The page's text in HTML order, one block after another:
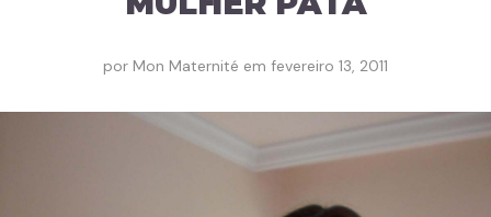
por Mon Maternité em fevereiro 13, 2011